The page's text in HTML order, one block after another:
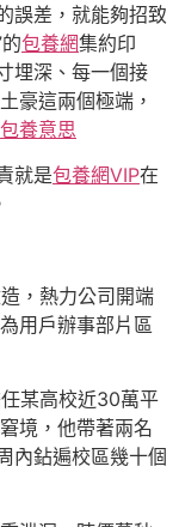
誤差，就能夠招致
包養網集約印
埋深、每一個接
豪這兩個極端，
包養意思
就是包養網VIP在
，熱力公司開端
用戶辦事部片區
某高校近30萬平
境，他帶著兩名
鉆遍校區幾十個